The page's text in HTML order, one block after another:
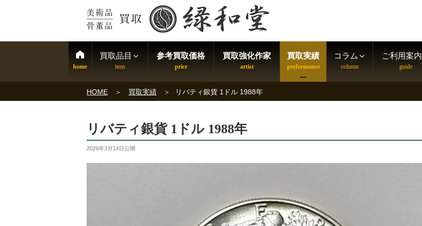
買取品目 参考買取価格 買取強化作家 買取実績 コラム ご利用案内
HOME 買取実績 リバティ銀貨 1ドル 1988年
リバティ銀貨 1ドル 1988年
2026年3月14日公開